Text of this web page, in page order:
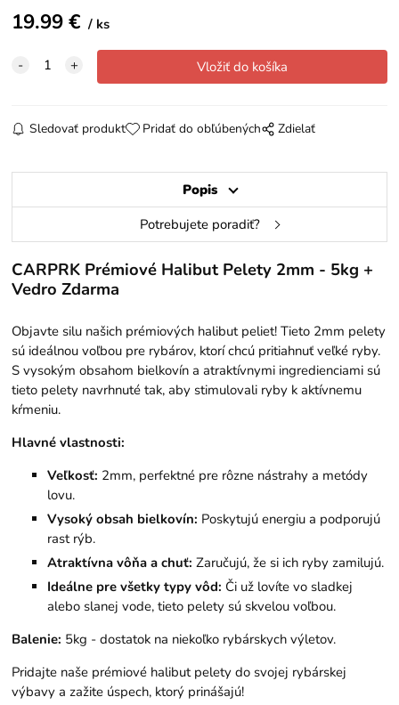
19.99€ ks
Sledovať produkt Pridať do obľúbených Zdielať
Popis
Potrebujete poradiť?
CARPRK Prémiové Halibut Pelety 2mm - 5kg +
Vedro Zdarma
Objavte silu našich prémiových halibut peliet! Tieto 2mm pelety
sú ideálnou voľbou pre rybárov, ktorí chcú pritiahnuť veľké ryby.
S vysokým obsahom bielkovín a atraktívnymi ingredienciami sú
tieto pelety navrhnuté tak, aby stimulovali ryby k aktívnemu
kŕmeniu.
Hlavné vlastnosti:
Veľkosť: 2mm, perfektné pre rôzne nástrahy a metódy
lovu.
Vysoký obsah bielkovín: Poskytujú energiu a podporujú
rast rýb.
Atraktívna vôňa a chuť: Zaručujú, že si ich ryby zamilujú.
Ideálne pre všetky typy vôd: Či už lovíte vo sladkej
alebo slanej vode, tieto pelety sú skvelou voľbou.
Balenie: 5kg - dostatok na niekoľko rybárskych výletov.
Pridajte naše prémiové halibut pelety do svojej rybárskej
výbavy a zažite úspech, ktorý prinášajú!